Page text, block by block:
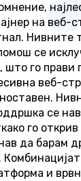
на веб-
Нивните
се
што го прави
веб-
се
го открив
да барам
и